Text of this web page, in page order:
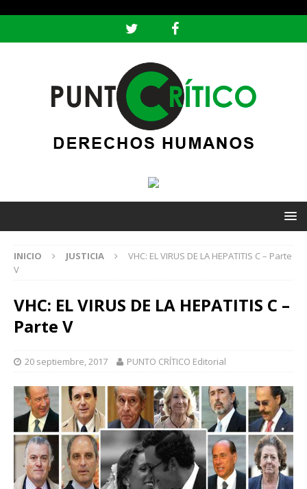
INICIO JUSTICIA
VHC: EL VIRUS DE LA HEPATITIS C – Parte
V
VHC: EL VIRUS DE LA HEPATITIS C –
Parte V
20 septiembre, 2017 PUNTO CRÍTICO Editorial